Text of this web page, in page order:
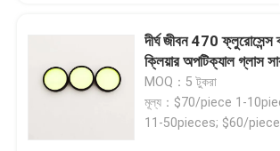
বাড়ি
দীর্ঘ জীবন 470 ফ্লুরোসেন্স
ক্লিয়ার অপটিক্যাল গ্লাস
MOQ：5 টুকরা
মূল্য：$70/piece 1-
11-50pieces; $60/